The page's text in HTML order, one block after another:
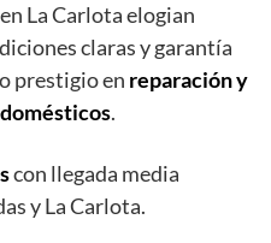
La Carlota elogian
claras y garantía
prestigio en reparación y
.
con llegada media
y La Carlota.